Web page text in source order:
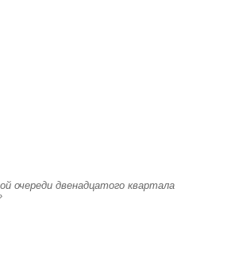
очереди двенадцатого квартала